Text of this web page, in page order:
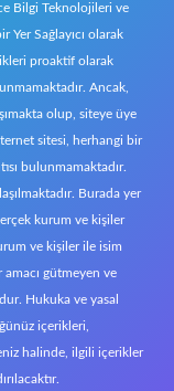
Bilgi Teknolojileri ve
Yer Sağlayıcı olarak
proaktif olarak
Ancak,
olup, siteye üye
sitesi, herhangi bir
bulunmamaktadır.
Burada yer
kurum ve kişiler
ve kişiler ile isim
gütmeyen ve
Hukuka ve yasal
içerikleri,
halinde, ilgili içerikler